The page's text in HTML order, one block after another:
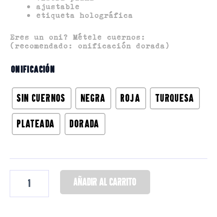
ajustable
etiqueta holográfica
Eres un oni? Métele cuernos:
(recomendado: onificación dorada)
Añadir al carrito